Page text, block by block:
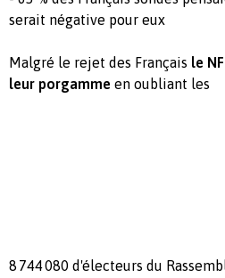
serait négative pour eux
Malgré le rejet des Français le
leur porgamme en oubliant les
8 744 080 d'électeurs du